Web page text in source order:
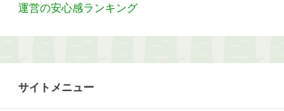
運営の安心感ランキング
サイトメニュー